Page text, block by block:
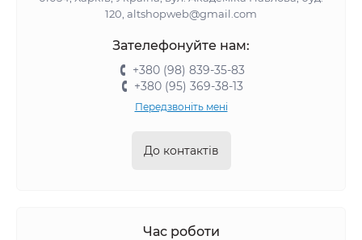
120, altshopweb@gmail.com
Зателефонуйте нам:
+380 (98) 839-35-83
+380 (95) 369-38-13
Передзвоніть мені
До контактів
Час роботи